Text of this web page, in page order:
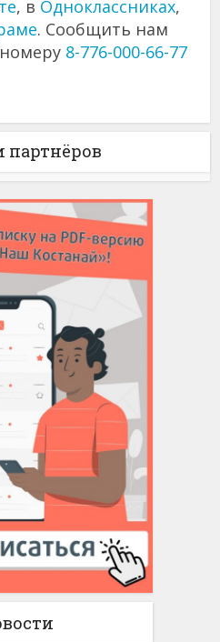
, в Одноклассниках,
. Сообщить нам
8-776-000-66-77
партнёров